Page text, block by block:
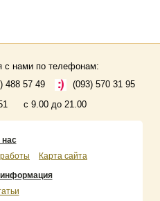
с нами по телефонам:
488 57 49
(093) 570 31 95
с 9.00 до 21.00
Карта сайта